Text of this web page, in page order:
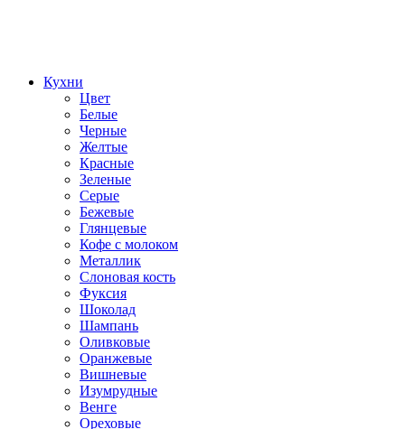
Кухни
Цвет
Белые
Черные
Желтые
Красные
Зеленые
Серые
Бежевые
Глянцевые
Кофе с молоком
Металлик
Слоновая кость
Фуксия
Шоколад
Шампань
Оливковые
Оранжевые
Вишневые
Изумрудные
Венге
Ореховые